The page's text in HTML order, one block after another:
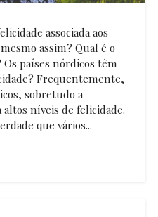
associada aos
assim? Qual é o
países nórdicos têm
Frequentemente,
sobretudo a
níveis de felicidade.
que vários...